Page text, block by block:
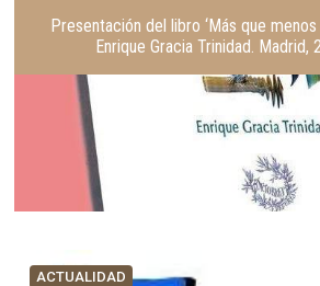
Presentación del libro ‘Más que menos
Enrique Gracia Trinidad. Madrid,
ACTUALIDAD